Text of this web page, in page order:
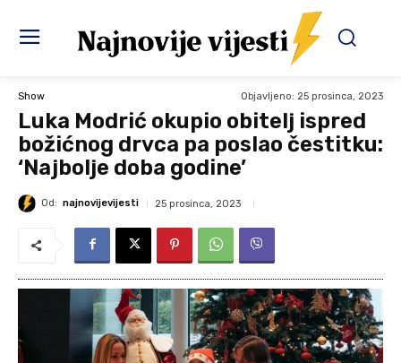
Show Objavljeno: 25 prosinca, 2023
Luka Modrić okupio obitelj ispred
božićnog drvca pa poslao čestitku:
‘Najbolje doba godine’
Od: najnovijevijesti 25 prosinca, 2023